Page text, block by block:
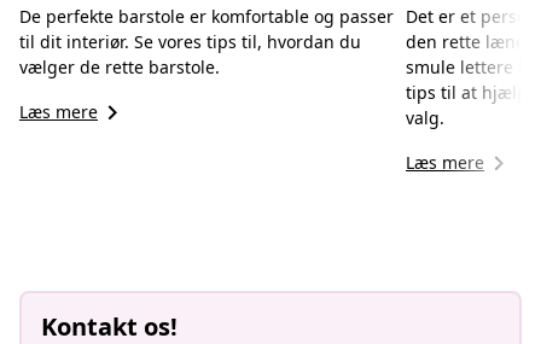
De perfekte barstole er komfortable og passer
til dit interiør. Se vores tips til, hvordan du
vælger de rette barstole.
Læs mere keyboard_arrow_right
Det er et
den rette
smule lettere
tips til at hjælpe
valg.
Læs mere keyboard_arrow_right
Kontakt os!